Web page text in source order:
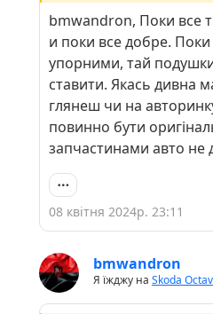
bmwandron, Поки все
и поки все добре.
упорними, тай
ставити. Якась дивна
глянеш чи на
повинно бути
запчастинами авто не
08 квітня 2024р. 23:11
bmwandron
Я їжджу на Skoda